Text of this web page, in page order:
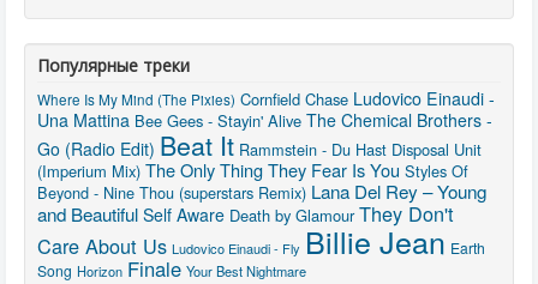
Популярные треки
Where Is My Mind (The Pixies) Cornfield Chase Ludovico Einaudi -
Una Mattina Bee Gees - Stayin' Alive The Chemical Brothers -
Go (Radio Edit) Beat It Rammstein - Du Hast Disposal Unit
(Imperium Mix) The Only Thing They Fear Is You Styles Of
Beyond - Nine Thou (superstars Remix) Lana Del Rey – Young
and Beautiful Self Aware Death by Glamour They Don't
Care About Us Ludovico Einaudi - Fly Billie Jean Earth
Song Horizon Finale Your Best Nightmare